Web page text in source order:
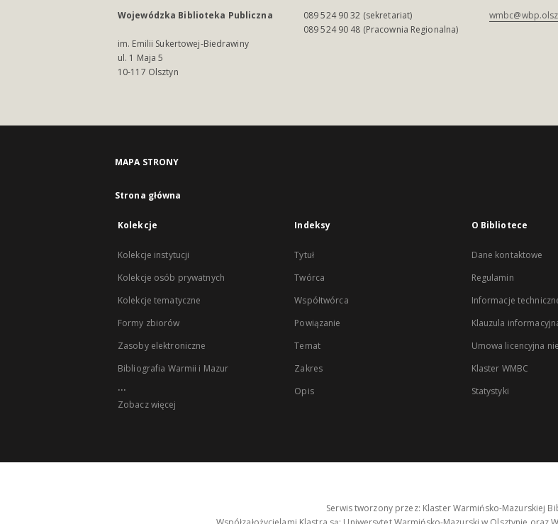
Wojewódzka Biblioteka Publiczna
im. Emilii Sukertowej-Biedrawiny
ul. 1 Maja 5
10-117 Olsztyn
089 524 90 32 (sekretariat)
089 524 90 48 (Pracownia Regionalna)
MAPA STRONY
Strona główna
Kolekcje
Kolekcje instytucji
Kolekcje osób prywatnych
Kolekcje tematyczne
Formy zbiorów
Zasoby elektroniczne
Bibliografia Warmii i Mazur
...
Zobacz więcej
Indeksy
Tytuł
Twórca
Współtwórca
Powiązanie
Temat
Zakres
Opis
O Bibliotece
Dane kontaktowe
Regulamin
Informacje
Klauzula
Umowa licencyjna
Klaster WMBC
Statystyki
Serwis tworzony przez: Klaster Warmińsko-Mazurskiej